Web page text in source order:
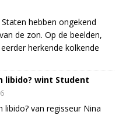
hebben ongekend
de zon. Op de beelden,
herkende kolkende
libido? wint Student
van regisseur Nina